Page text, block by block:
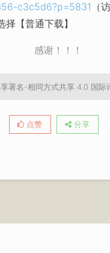
c3c5d6?p=5831 （
择【普通下载】
署名-相同方式共享 4.0 国际
点赞 分享